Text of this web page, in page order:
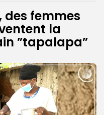
femmes
la
”tapalapa”